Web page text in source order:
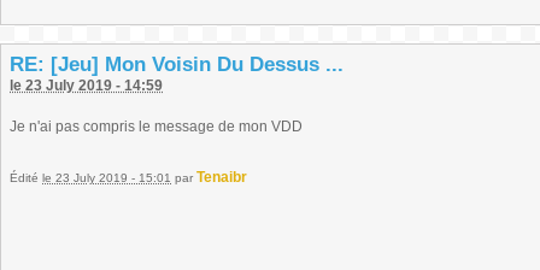
RE: [Jeu] Mon Voisin Du Dessus ...
le 23 July 2019 - 14:59
Je n'ai pas compris le message de mon VDD
Édité le 23 July 2019 - 15:01 par Tenaibr